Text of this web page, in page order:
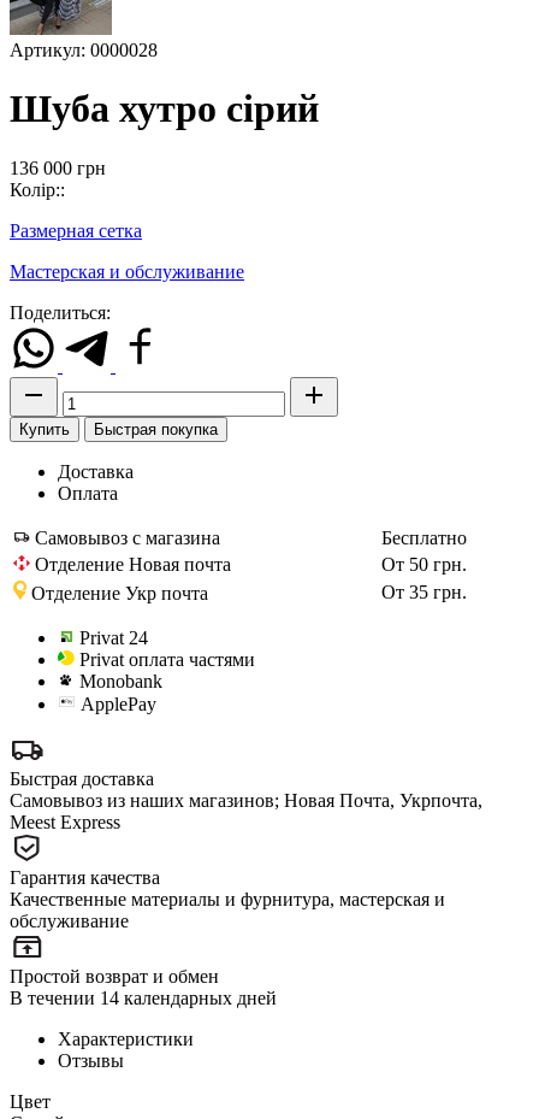
Артикул: 0000028
Шуба хутро сірий
136 000 грн
Колір::
Размерная сетка
Мастерская и обслуживание
Поделиться:
Купить Быстрая покупка
Доставка
Оплата
Самовывоз с магазина
Бесплатно
Отделение Новая почта
От 50 грн.
Отделение Укр почта
От 35 грн.
Privat 24
Privat оплата частями
Monobank
ApplePay
Быстрая доставка
Самовывоз из наших магазинов; Новая Почта, Укрпочта,
Meest Express
Гарантия качества
Качественные материалы и фурнитура, мастерская и
обслуживание
Простой возврат и обмен
В течении 14 календарных дней
Характеристики
Отзывы
Цвет